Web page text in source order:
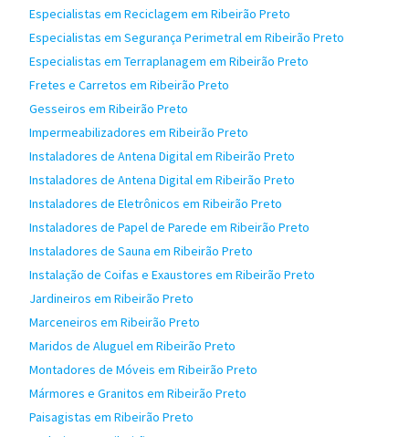
Especialistas em Reciclagem em Ribeirão Preto
Especialistas em Segurança Perimetral em Ribeirão Preto
Especialistas em Terraplanagem em Ribeirão Preto
Fretes e Carretos em Ribeirão Preto
Gesseiros em Ribeirão Preto
Impermeabilizadores em Ribeirão Preto
Instaladores de Antena Digital em Ribeirão Preto
Instaladores de Antena Digital em Ribeirão Preto
Instaladores de Eletrônicos em Ribeirão Preto
Instaladores de Papel de Parede em Ribeirão Preto
Instaladores de Sauna em Ribeirão Preto
Instalação de Coifas e Exaustores em Ribeirão Preto
Jardineiros em Ribeirão Preto
Marceneiros em Ribeirão Preto
Maridos de Aluguel em Ribeirão Preto
Montadores de Móveis em Ribeirão Preto
Mármores e Granitos em Ribeirão Preto
Paisagistas em Ribeirão Preto